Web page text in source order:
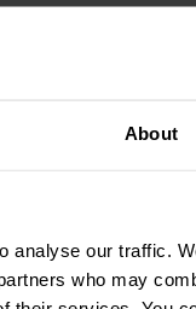
About
analyse our traffic.
who may
pero en
¡Realícela